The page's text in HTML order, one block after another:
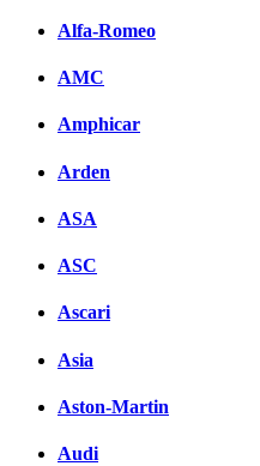
Alfa-Romeo
AMC
Amphicar
Arden
ASA
ASC
Ascari
Asia
Aston-Martin
Audi